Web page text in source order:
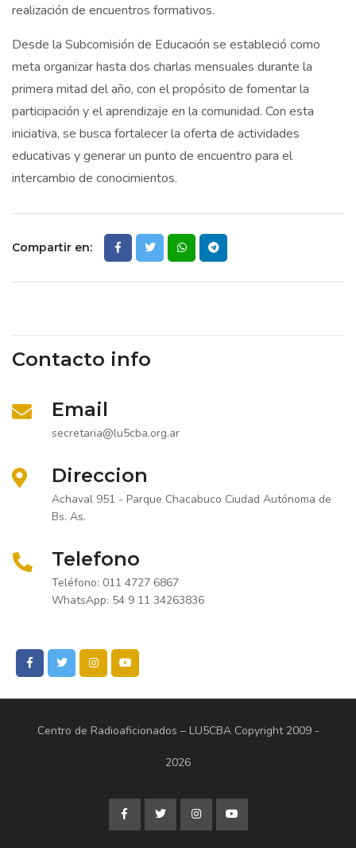
realización de encuentros formativos.
Desde la Subcomisión de Educación se estableció como
meta organizar hasta dos charlas mensuales durante la
primera mitad del año, con el propósito de fomentar la
participación y el aprendizaje en la comunidad. Con esta
iniciativa, se busca fortalecer la oferta de actividades
educativas y generar un punto de encuentro para el
intercambio de conocimientos.
Compartir en:
Contacto info
Email
secretaria@lu5cba.org.ar
Direccion
Achaval 951 - Parque Chacabuco Ciudad Autónoma de
Bs. As.
Telefono
Teléfono: 011 4727 6867
WhatsApp: 54 9 11 34263836
Centro de Radioaficionados – LU5CBACopyright 2009 -
2026